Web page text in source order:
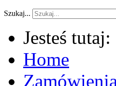
Szukaj...
Jesteś tutaj:
Home